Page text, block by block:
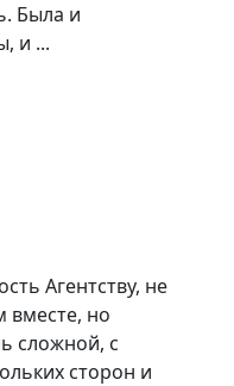
Была и
и ...
Агентству, не
вместе, но
сложной, с
сторон и